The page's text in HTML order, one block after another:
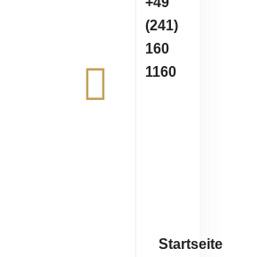
(241)
160
1160
Startseite